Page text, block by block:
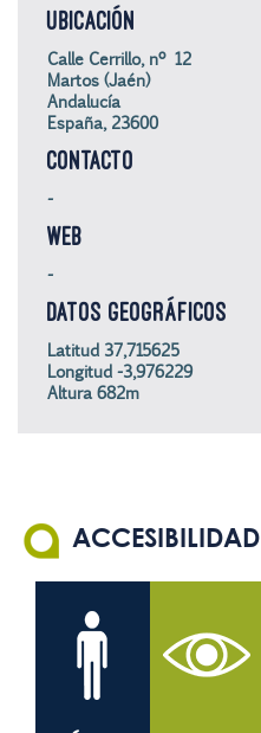
UBICACIÓN
Calle Cerrillo, nº 12
Martos (Jaén)
Andalucía
España, 23600
CONTACTO
-
WEB
-
DATOS GEOGRÁFICOS
Latitud 37,715625
Longitud -3,976229
Altura 682m
ACCESIBILIDAD